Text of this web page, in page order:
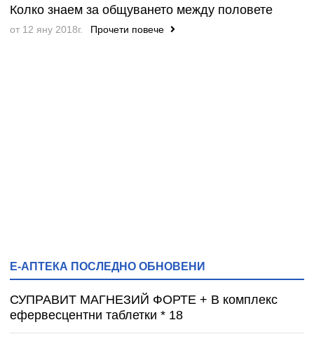
Колко знаем за общуването между половете
от 12 яну 2018г. Прочети повече
Е-АПТЕКА ПОСЛЕДНО ОБНОВЕНИ
СУПРАВИТ МАГНЕЗИЙ ФОРТЕ + B комплекс
ефервесцентни таблетки * 18